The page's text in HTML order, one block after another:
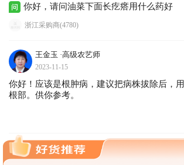
你好，请问油菜下面长疙瘩用什么药好
浙江采购商(4780)
王金玉 ·高级农艺师
2023-11-15
你好！应该是根肿病，建议把病株拔除后，用
根部。供你参考。